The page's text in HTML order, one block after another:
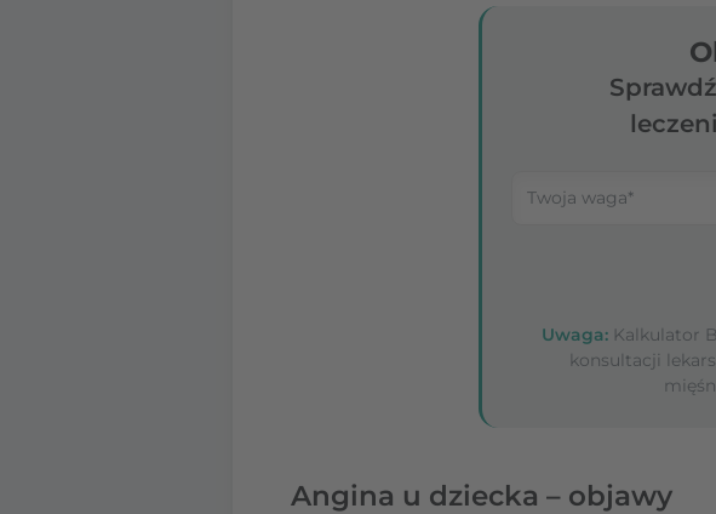
Uwaga:Kalkulator
konsultacji
Angina u dziecka – objawy